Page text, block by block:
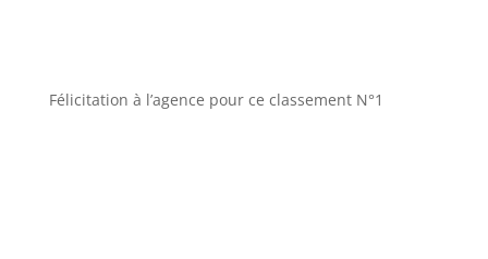
Félicitation à l’agence pour ce classement N°1